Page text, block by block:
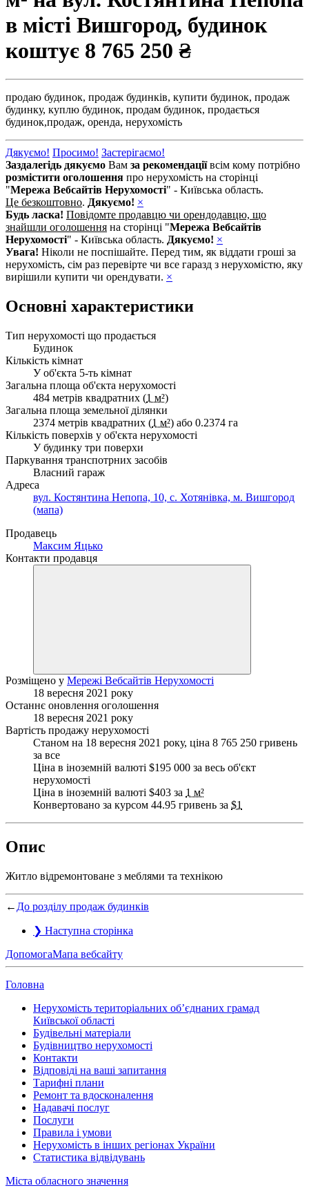
в місті Вишгород, будинок
коштує 8 765 250 ₴
продаю будинок, продаж будинків, купити будинок, продаж
будинку, куплю будинок, продам будинок, продається
будинок,продаж, оренда, нерухомість
Дякуємо! Просимо! Застерігаємо!
Заздалегідь дякуємо Вам за рекомендаціївсім кому потрібно
розмістити оголошення про нерухомість на сторінці
"Мережа Вебсайтів Нерухомості" - Київська область.
Це безкоштовно. Дякуємо! ×
Будь ласка! Повідомте продавцю чи орендодавцю, що
знайшли оголошення на сторінці "Мережа Вебсайтів
Нерухомості" - Київська область. Дякуємо! ×
Увага! Ніколи не поспішайте. Перед тим, як віддати гроші за
нерухомість, сім раз перевірте чи все гаразд з нерухомістю, яку
вирішили купити чи орендувати. ×
Основні характеристики
Тип нерухомості що продається
Будинок
Кількість кімнат
У об'єкта 5-ть кімнат
Загальна площа об'єкта нерухомості
484 метрів квадратних (1 м²)
Загальна площа земельної ділянки
2374 метрів квадратних (1 м²) або 0.2374 га
Кількість поверхів у об'єкта нерухомості
У будинку три поверхи
Паркування транспотрних засобів
Власний гараж
Адреса
вул. Костянтина Непопа, 10, с. Хотянівка, м. Вишгород
(мапа)
Продавець
Максим Яцько
Контакти продавця
Розміщено у Мережі Вебсайтів Нерухомості
18 вересня 2021 року
Останнє оновлення оголошення
18 вересня 2021 року
Вартість продажу нерухомості
Станом на 18 вересня 2021 року, ціна 8 765 250 гривень
за все
Ціна в іноземній валюті $195 000 за весь об'єкт
нерухомості
Ціна в іноземній валюті $403 за 1 м²
Конвертовано за курсом 44.95 гривень за $1
Опис
Житло відремонтоване з меблями та технікою
← До розділу продаж будинків
❯ Наступна сторінка
ДопомогаМапа вебсайту
Головна
Нерухомість територіальних об’єднаних грамад
Київської області
Будівельні матеріали
Будівництво нерухомості
Контакти
Відповіді на ваші запитання
Тарифні плани
Ремонт та вдосконалення
Надавачі послуг
Послуги
Правила і умови
Нерухомість в інших регіонах України
Статистика відвідувань
Міста обласного значення